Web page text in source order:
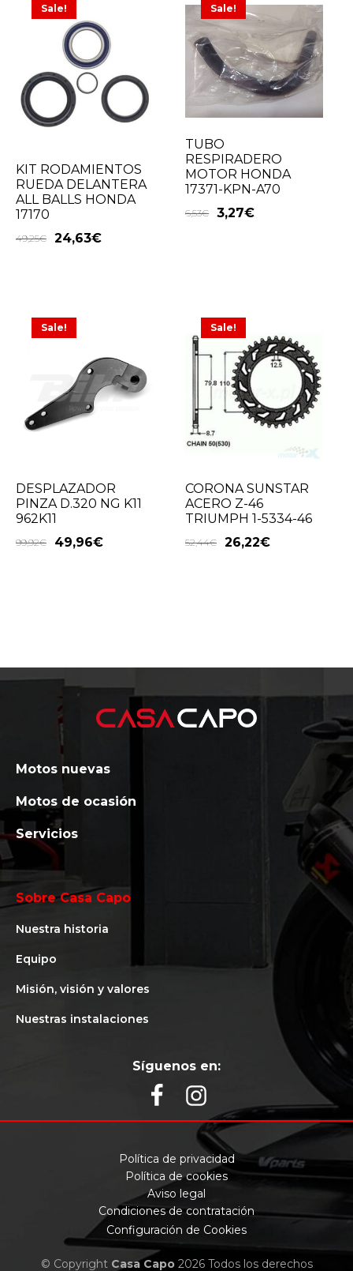
Sale!
KIT RODAMIENTOS
RUEDA DELANTERA
ALL BALLS HONDA
17170
49,25€ 24,63€
Sale!
TUBO
RESPIRADERO
MOTOR HONDA
17371-KPN-A70
6,53€ 3,27€
Sale!
DESPLAZADOR
PINZA D.320 NG K11
962K11
99,92€ 49,96€
Sale!
CORONA SUNSTAR
ACERO Z-46
TRIUMPH 1-5334-46
52,44€ 26,22€
Motos nuevas
Motos de ocasión
Servicios
Sobre Casa Capo
Nuestra historia
Equipo
Misión, visión y valores
Nuestras instalaciones
Síguenos en:
© Copyright Casa Capo2026 Todos los derechos
Política de privacidad
Política de cookies
Aviso legal
Condiciones de contratación
Configuración de Cookies